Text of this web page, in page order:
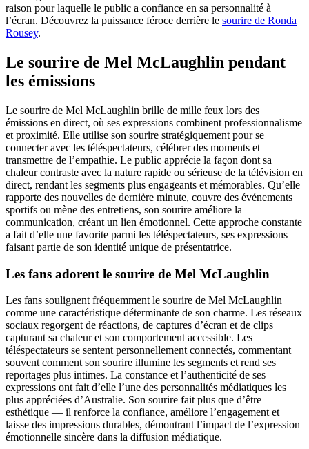
raison pour laquelle le public a confiance en sa personnalité à
l’écran. Découvrez la puissance féroce derrière le sourire de Ronda
Rousey.
Le sourire de Mel McLaughlin pendant
les émissions
Le sourire de Mel McLaughlin brille de mille feux lors des
émissions en direct, où ses expressions combinent professionnalisme
et proximité. Elle utilise son sourire stratégiquement pour se
connecter avec les téléspectateurs, célébrer des moments et
transmettre de l’empathie. Le public apprécie la façon dont sa
chaleur contraste avec la nature rapide ou sérieuse de la télévision en
direct, rendant les segments plus engageants et mémorables. Qu’elle
rapporte des nouvelles de dernière minute, couvre des événements
sportifs ou mène des entretiens, son sourire améliore la
communication, créant un lien émotionnel. Cette approche constante
a fait d’elle une favorite parmi les téléspectateurs, ses expressions
faisant partie de son identité unique de présentatrice.
Les fans adorent le sourire de Mel McLaughlin
Les fans soulignent fréquemment le sourire de Mel McLaughlin
comme une caractéristique déterminante de son charme. Les réseaux
sociaux regorgent de réactions, de captures d’écran et de clips
capturant sa chaleur et son comportement accessible. Les
téléspectateurs se sentent personnellement connectés, commentant
souvent comment son sourire illumine les segments et rend ses
reportages plus intimes. La constance et l’authenticité de ses
expressions ont fait d’elle l’une des personnalités médiatiques les
plus appréciées d’Australie. Son sourire fait plus que d’être
esthétique — il renforce la confiance, améliore l’engagement et
laisse des impressions durables, démontrant l’impact de l’expression
émotionnelle sincère dans la diffusion médiatique.